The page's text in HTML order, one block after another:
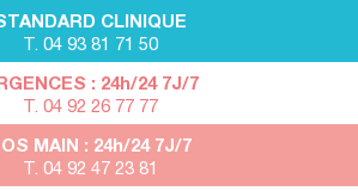
CLINIQUE
T. 04 93 81 71 50
: 24h/24 7J/7
T. 04 92 26 77 77
MAIN : 24h/24 7J/7
T. 04 92 47 23 81